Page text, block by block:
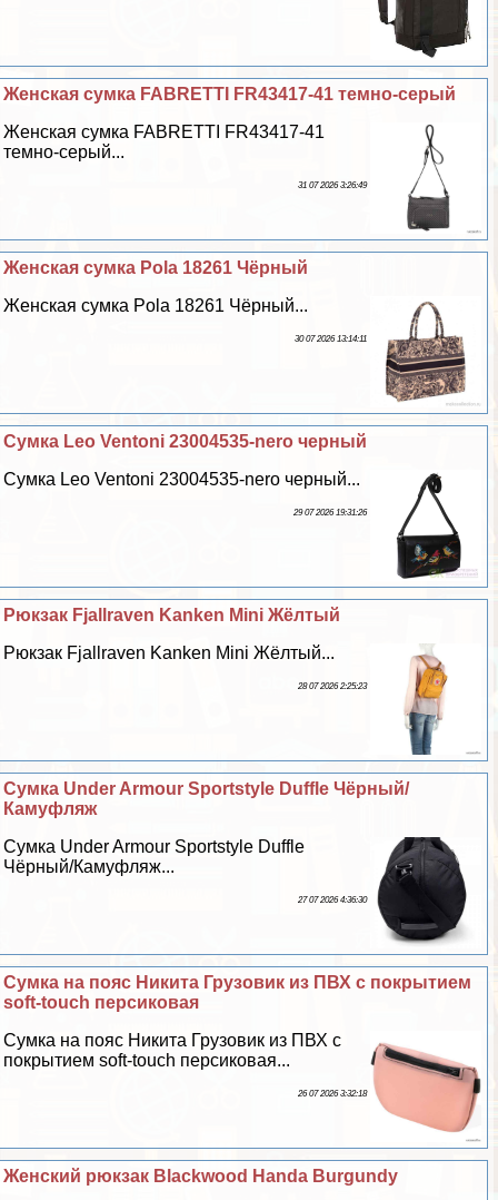
Женская сумка FABRETTI FR43417-41 темно-серый
Женская сумка FABRETTI FR43417-41
темно-серый...
31 07 2026 3:26:49
Женская сумка Pola 18261 Чёрный
Женская сумка Pola 18261 Чёрный...
30 07 2026 13:14:11
Сумка Leo Ventoni 23004535-nero черный
Сумка Leo Ventoni 23004535-nero черный...
29 07 2026 19:31:26
Рюкзак Fjallraven Kanken Mini Жёлтый
Рюкзак Fjallraven Kanken Mini Жёлтый...
28 07 2026 2:25:23
Сумка Under Armour Sportstyle Duffle Чёрный/
Камуфляж
Сумка Under Armour Sportstyle Duffle
Чёрный/Камуфляж...
27 07 2026 4:36:30
Сумка на пояс Никита Грузовик из ПВХ с покрытием
soft-touch персиковая
Сумка на пояс Никита Грузовик из ПВХ с
покрытием soft-touch персиковая...
26 07 2026 3:32:18
Женский рюкзак Blackwood Handa Burgundy